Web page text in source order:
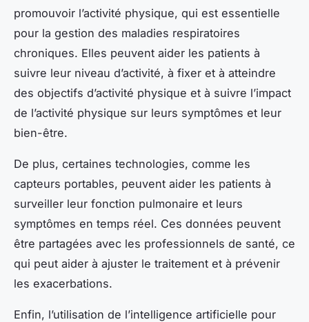
promouvoir l’activité physique, qui est essentielle
pour la gestion des maladies respiratoires
chroniques. Elles peuvent aider les patients à
suivre leur niveau d’activité, à fixer et à atteindre
des objectifs d’activité physique et à suivre l’impact
de l’activité physique sur leurs symptômes et leur
bien-être.
De plus, certaines technologies, comme les
capteurs portables, peuvent aider les patients à
surveiller leur fonction pulmonaire et leurs
symptômes en temps réel. Ces données peuvent
être partagées avec les professionnels de santé, ce
qui peut aider à ajuster le traitement et à prévenir
les exacerbations.
Enfin, l’utilisation de l’intelligence artificielle pour